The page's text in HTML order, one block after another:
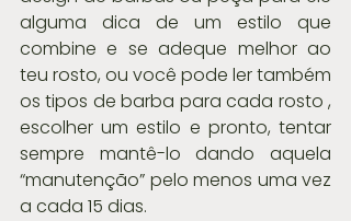
alguma dica de um estilo que
combine e se adeque melhor ao
teu rosto, ou você pode ler também
os tipos de barba para cada rosto ,
escolher um estilo e pronto, tentar
sempre mantê-lo dando aquela
“manutenção” pelo menos uma vez
a cada 15 dias.